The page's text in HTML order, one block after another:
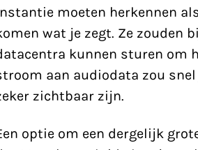
moeten herkennen
wat je zegt. Ze zouden
kunnen sturen om
aan audiodata zou
zichtbaar zijn.
optie om een dergelijk